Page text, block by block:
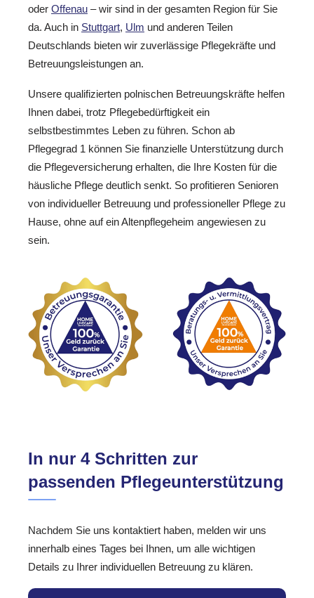
oder Offenau – wir sind in der gesamten Region für Sie
da. Auch in Stuttgart, Ulm und anderen Teilen
Deutschlands bieten wir zuverlässige Pflegekräfte und
Betreuungsleistungen an.
Unsere qualifizierten polnischen Betreuungskräfte helfen
Ihnen dabei, trotz Pflegebedürftigkeit ein
selbstbestimmtes Leben zu führen. Schon ab
Pflegegrad 1 können Sie finanzielle Unterstützung durch
die Pflegeversicherung erhalten, die Ihre Kosten für die
häusliche Pflege deutlich senkt. So profitieren Senioren
von individueller Betreuung und professioneller Pflege zu
Hause, ohne auf ein Altenpflegeheim angewiesen zu
sein.
In nur 4 Schritten zur
passenden Pflegeunterstützung
Nachdem Sie uns kontaktiert haben, melden wir uns
innerhalb eines Tages bei Ihnen, um alle wichtigen
Details zu Ihrer individuellen Betreuung zu klären.